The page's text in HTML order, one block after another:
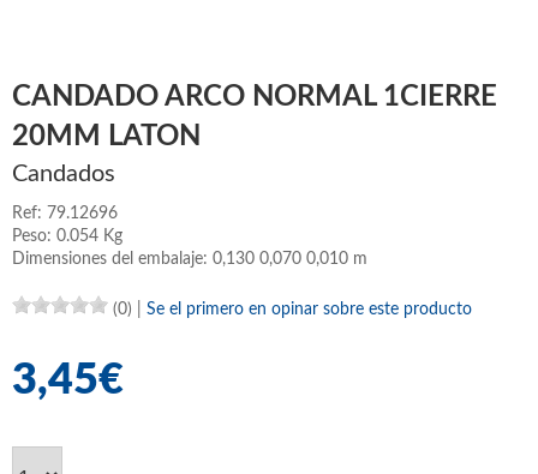
CANDADO ARCO NORMAL 1CIERRE
20MM LATON
Candados
Ref: 79.12696
Peso: 0.054 Kg
Dimensiones del embalaje: 0,130 0,070 0,010 m
(0) Se el primero en opinar sobre este producto
3,45€